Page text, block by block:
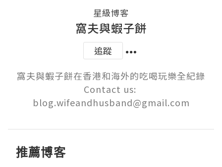
星級博客
窩夫與蝦子餅
追蹤
窩夫與蝦子餅在香港和海外的吃喝玩樂全紀錄
Contact us:
blog.wifeandhusband@gmail.com
推薦博客